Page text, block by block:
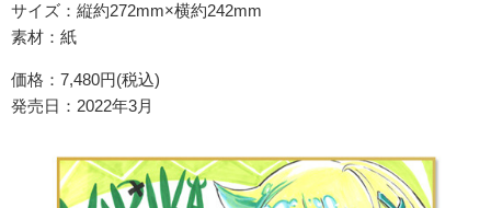
サイズ：縦約272mm×横約242mm
素材：紙
価格：7,480円(税込)
発売日：2022年3月